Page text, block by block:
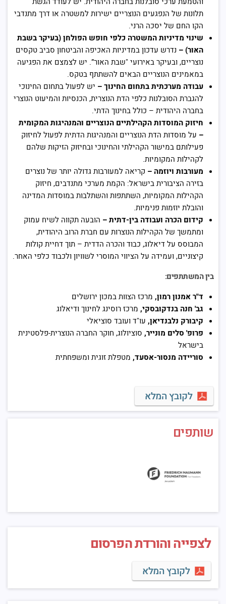
תלונות של הנפגעים הנוצריים ישירות למשטרה או דרך מתנדבי
הקו החם של יסכה הרני.
שינוי מדיניות המשטרה כלפי חופש הפולחן (בעיקר בשבת
האור) – נדרש עדכון במדיניות האכיפה והביטחון סביב טקסים
נוצריים, ובעיקר באירועי "שבת האור”. יש לצמצם את הפגיעה
במאמינים הנוצריים הבאים להשתתף בטקס.
עבודה מערכתית בתחום החינוך – יש לפעול בתחום החינוכי
להגברת הסובלנות כלפי הדת הנוצרית, הכנסיות והמיעוט הנוצרי
בחברה היהודית – כולל בחינוך הדתי.
חיזוק המוסדות הקהילתיים הנוצריים והמנהיגות המקומית
– על מוסדות הדת הנוצריים והמנהיגות הדתית לפעול לחיזוק
פעילותם במישור הקהילתי והחינוכי ובחיזוק הזיקות שלהם
לקהילות המקומיות.
מעורבות ויוזמה – קריאה למעורבות גדולה יותר של נוצרים
בזירה הציבורית בישראל: הקמת מערכי מתנדבים, חיזוק
הקהילות המקומיות, השתתפות והשתלבות במוסדות המדינה
והובלת יוזמות פנימיות.
קידום הכרה ועבודה בין-דתית – הובעה תקווה לשיח עמוק
ומתמשך של הקהילות הנוצרות עם חברת הרוב היהודית,
המבוסס על דיאלוג, כבוד והכרה הדדית – תוך דחיית קולות
קיצוניים, ועמידה על הציווי המוסרי לשוויון ולכבוד כלפי האחר.
בין המשתתפים:
ד"ר אמנון רמון, מרכז הצוות במכון ירושלים
גב' חנה בנדקובסקי, מרכז רוסינג לחינוך ודיאלוג
קיבורק נלבנדיאן, עו"ד ועובד סוציאלי
פרופ' סלים מונייר, סוציולוג, חוקר החברה הנוצרית-פלסטינית
בישראל
סוריידה מנסור-אסעד, מטפלת זוגית ומשפחתית
לקובץ המלא
שותפים
לצפייה והורדת הפרסום
לקובץ המלא